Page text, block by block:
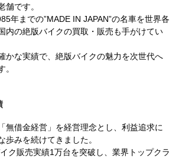
舗です。
年までの”MADE IN JAPAN”の名車を世界各
内の絶版バイクの買取・販売も手がけてい
かな実績で、絶版バイクの魅力を次世代へ
。
無借金経営」を経営理念とし、利益追求に
歩みを続けてきました。
ク販売実績1万台を突破し、業界トップクラ